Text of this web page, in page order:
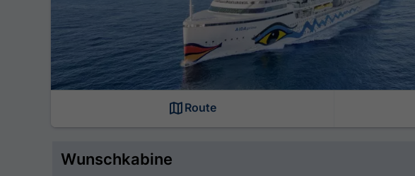
Route
Wunschkabine